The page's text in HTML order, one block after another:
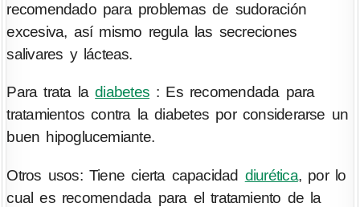
recomendado para problemas de sudoración
excesiva, así mismo regula las secreciones
salivares y lácteas.
Para trata ladiabetes : Es recomendada para
tratamientos contra la diabetes por considerarse un
buen hipoglucemiante.
Otros usos: Tiene cierta capacidad diurética, por lo
cual es recomendada para el tratamiento de la